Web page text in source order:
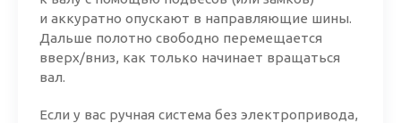
и аккуратно опускают в направляющие шины.
Дальше полотно свободно перемещается
вверх/вниз, как только начинает вращаться
вал.
Если у вас ручная система без электропривода,